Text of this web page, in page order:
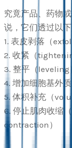
究竟产品、药物
说，它们透过以
1. 表皮剥落（
2. 收紧（
3. 整平（leveling
4. 增加细胞基外
5. 体积补充（
6. 停止肌肉收缩
contraction）